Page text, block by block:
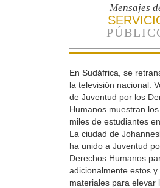
Mensajes
En Sudáfrica, se
la televisión nacional.
de Juventud por los
Humanos muestran
miles de estudiantes
La ciudad de
ha unido a Juventud
Derechos Humanos
adicionalmente estos y
materiales para elevar